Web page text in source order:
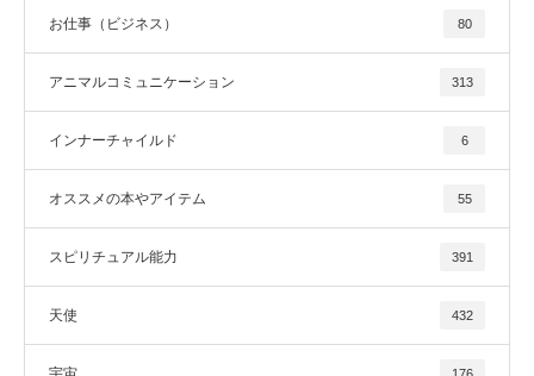
お仕事（ビジネス） 80
アニマルコミュニケーション 313
インナーチャイルド 6
オススメの本やアイテム 55
スピリチュアル能力 391
天使 432